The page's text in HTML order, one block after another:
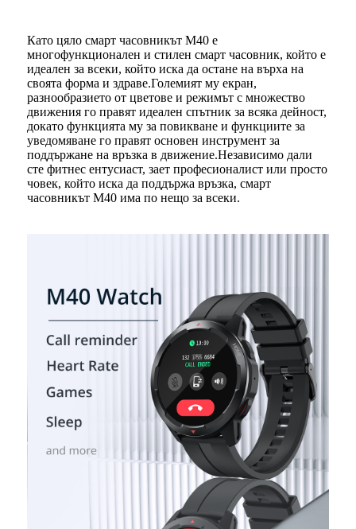
Като цяло смарт часовникът M40 е
многофункционален и стилен смарт часовник, който е
идеален за всеки, който иска да остане на върха на
своята форма и здраве.Големият му екран,
разнообразието от цветове и режимът с множество
движения го правят идеален спътник за всяка дейност,
докато функцията му за повикване и функциите за
уведомяване го правят основен инструмент за
поддържане на връзка в движение.Независимо дали
сте фитнес ентусиаст, зает професионалист или просто
човек, който иска да поддържа връзка, смарт
часовникът M40 има по нещо за всеки.